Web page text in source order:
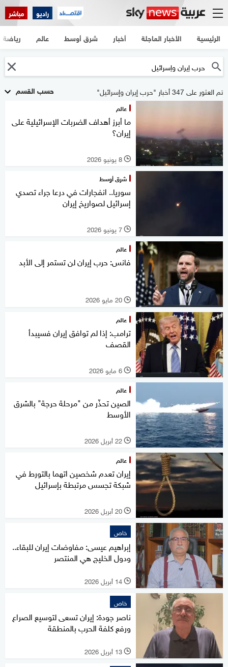
راديو مباشر
الرئيسية الأخبار العاجلة أخبار شرق أوسط عالم رياضة
حسب القسم تم العثور على 347 أخبار "حرب إيران وإسرائيل"
عالم
ما أبرز أهداف الضربات الإسرائيلية على
إيران؟
l 8 يونيو 2026
شرق أوسط
سوريا.. انفجارات في درعا جراء تصدي
إسرائيل لصواريخ إيران
l 7 يونيو 2026
عالم
فانس: حرب إيران لن تستمر إلى الأبد
l 20 مايو 2026
عالم
ترامب: إذا لم توافق إيران فسيبدأ
القصف
l 6 مايو 2026
عالم
الصين تحذّر من "مرحلة حرجة" بالشرق
الأوسط
l 22 أبريل 2026
عالم
إيران تعدم شخصين اتهما بالتورط في
شبكة تجسس مرتبطة بإسرائيل
l 20 أبريل 2026
خاص
إبراهيم عيسى: مفاوضات إيران للبقاء..
ودول الخليج هي المنتصر
l 14 أبريل 2026
خاص
ناصر جودة: إيران تسعى لتوسيع الصراع
ورفع كلفة الحرب بالمنطقة
l 13 أبريل 2026